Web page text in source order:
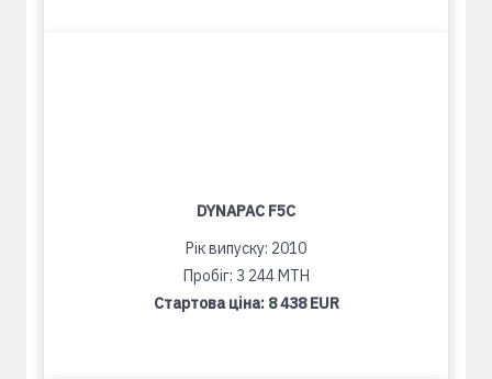
DYNAPAC F5C
Рік випуску: 2010
Пробіг: 3 244 MTH
Стартова ціна: 8 438 EUR